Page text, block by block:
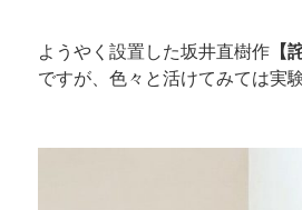
ようやく設置した坂井直樹作【
ですが、色々と活けてみては実